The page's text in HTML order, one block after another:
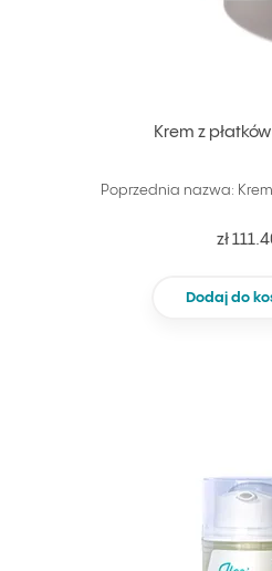
Krem z
Poprzednia nazwa:
zł
Dodaj do